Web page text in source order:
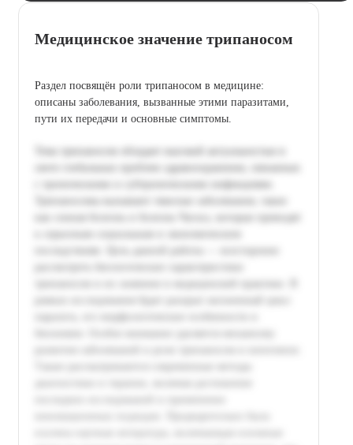
Медицинское значение трипаносом
Раздел посвящён роли трипаносом в медицине:
описаны заболевания, вызванные этими паразитами,
пути их передачи и основные симптомы.